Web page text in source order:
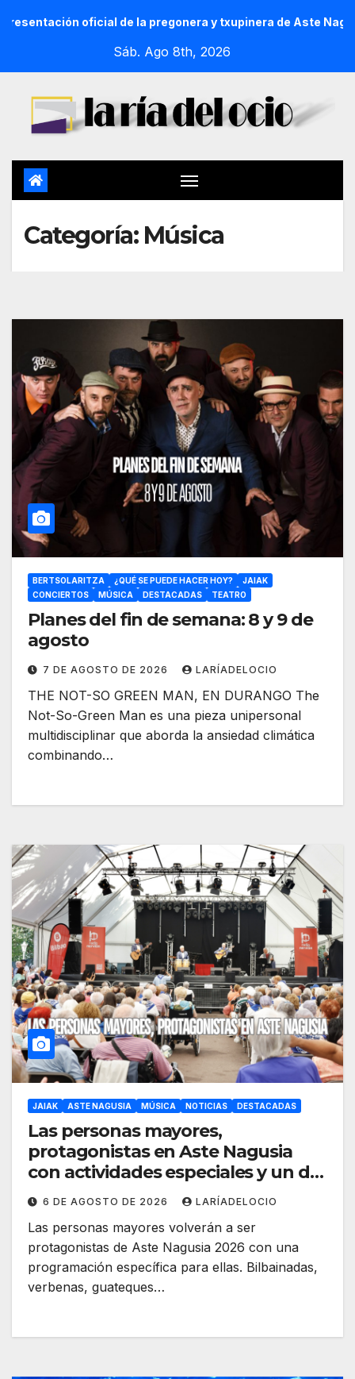
y txupinera de Aste Nagusia 2026 La
Sáb. Ago 8th, 2026
Categoría: Música
BERTSOLARITZA ¿QUÉ SE PUEDE HACER HOY?
JAIAK
CONCIERTOS
MÚSICA DESTACADAS TEATRO
Planes del fin de semana: 8 y 9 de
agosto
7 DE AGOSTO DE 2026 LARÍADELOCIO
THE NOT-SO GREEN MAN, EN DURANGO The
Not-So-Green Man es una pieza unipersonal
multidisciplinar que aborda la ansiedad climática
combinando…
JAIAK ASTE NAGUSIA MÚSICA NOTICIAS DESTACADAS
Las personas mayores,
protagonistas en Aste Nagusia
con actividades especiales y un día
dedicado a ellas
6 DE AGOSTO DE 2026 LARÍADELOCIO
Las personas mayores volverán a ser
protagonistas de Aste Nagusia 2026 con una
programación específica para ellas. Bilbainadas,
verbenas, guateques…